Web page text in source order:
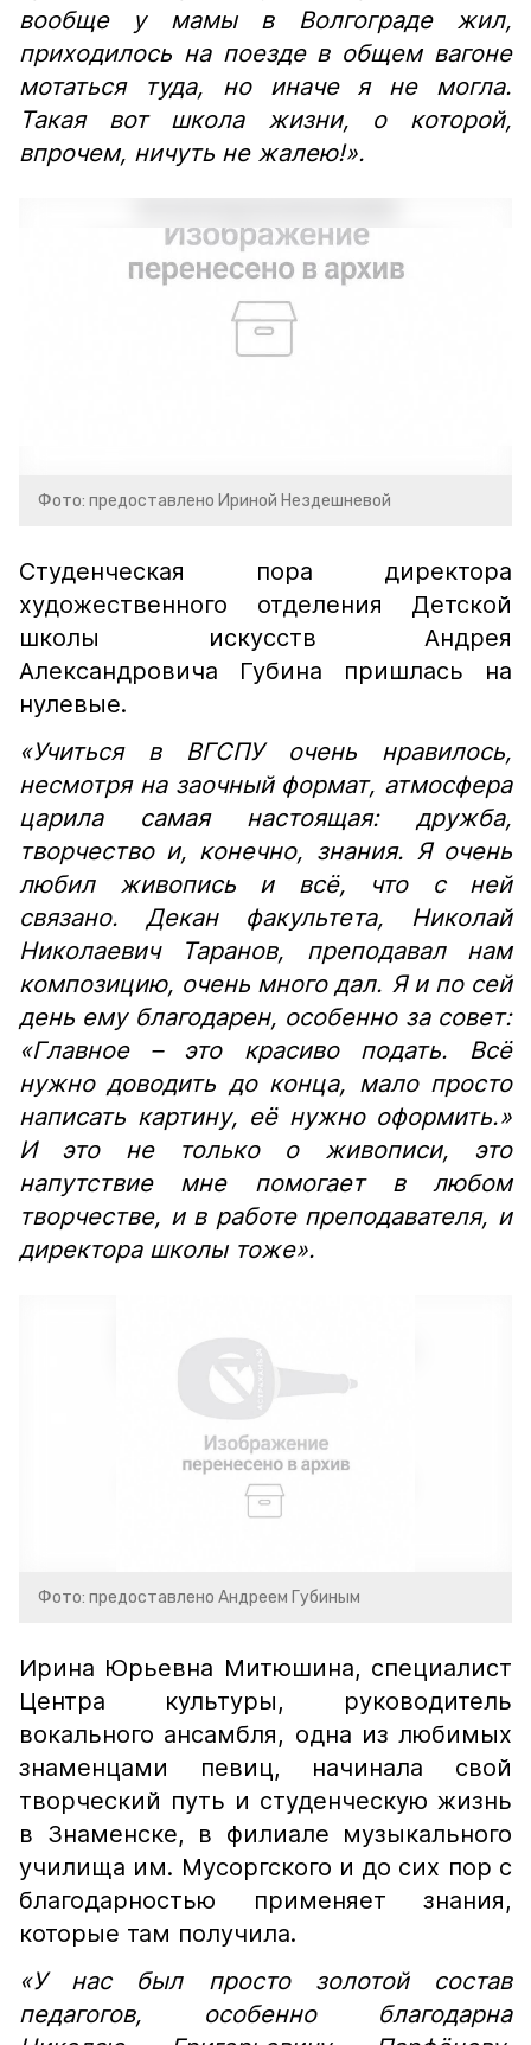
вообще у мамы в Волгограде жил,
приходилось на поезде в общем вагоне
мотаться туда, но иначе я не могла.
Такая вот школа жизни, о которой,
впрочем, ничуть не жалею!».
Фото: предоставлено Ириной Нездешневой
Студенческая пора директора
художественного отделения Детской
школы искусств Андрея
Александровича Губина пришлась на
нулевые.
«Учиться в ВГСПУ очень нравилось,
несмотря на заочный формат, атмосфера
царила самая настоящая: дружба,
творчество и, конечно, знания. Я очень
любил живопись и всё, что с ней
связано. Декан факультета, Николай
Николаевич Таранов, преподавал нам
композицию, очень много дал. Я и по сей
день ему благодарен, особенно за совет:
«Главное – это красиво подать. Всё
нужно доводить до конца, мало просто
написать картину, её нужно оформить.»
И это не только о живописи, это
напутствие мне помогает в любом
творчестве, и в работе преподавателя, и
директора школы тоже».
Фото: предоставлено Андреем Губиным
Ирина Юрьевна Митюшина, специалист
Центра культуры, руководитель
вокального ансамбля, одна из любимых
знаменцами певиц, начинала свой
творческий путь и студенческую жизнь
в Знаменске, в филиале музыкального
училища им. Мусоргского и до сих пор с
благодарностью применяет знания,
которые там получила.
«У нас был просто золотой состав
педагогов, особенно благодарна